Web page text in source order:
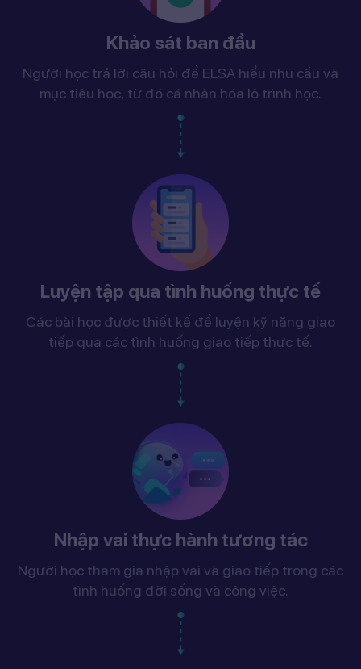
Khảo sát ban đầu
Người học trả lời câu hỏi để ELSA hiểu nhu cầu và
mục tiêu học, từ đó cá nhân hóa lộ trình học.
Luyện tập qua tình huống thực tế
Các bài học được thiết kế để luyện kỹ năng giao
tiếp qua các tình huống giao tiếp thực tế.
Nhập vai thực hành tương tác
Người học tham gia nhập vai và giao tiếp trong các
tình huống đời sống và công việc.